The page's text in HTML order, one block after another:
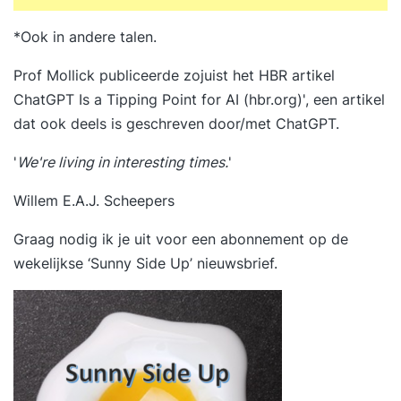
*Ook in andere talen.
Prof Mollick publiceerde zojuist het HBR artikel
ChatGPT Is a Tipping Point for AI (hbr.org)', een artikel
dat ook deels is geschreven door/met ChatGPT.
' We're living in interesting times.'
Willem E.A.J. Scheepers
Graag nodig ik je uit voor een abonnement op de
wekelijkse ‘Sunny Side Up’ nieuwsbrief.